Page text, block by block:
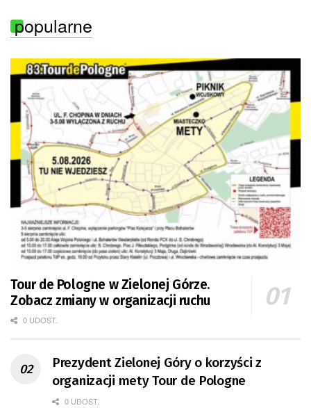
popularne
Tour de Pologne w Zielonej Górze.
Zobacz zmiany w organizacji ruchu
0 UDOST.
Prezydent Zielonej Góry o korzyści z
organizacji mety Tour de Pologne
0 UDOST.